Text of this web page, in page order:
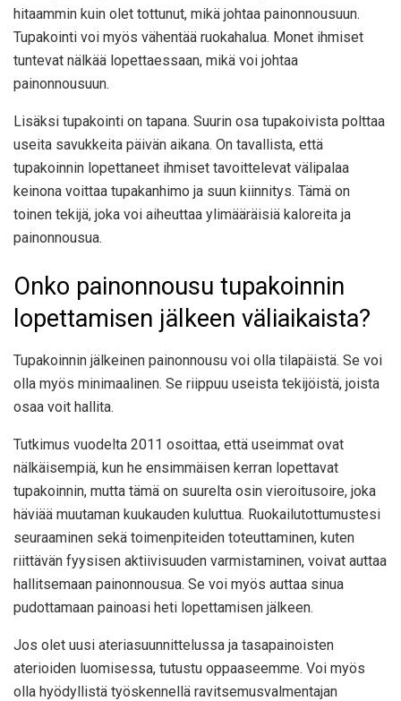
hitaammin kuin olet tottunut, mikä johtaa painonnousuun.
Tupakointi voi myös vähentää ruokahalua. Monet ihmiset
tuntevat nälkää lopettaessaan, mikä voi johtaa
painonnousuun.
Lisäksi tupakointi on tapana. Suurin osa tupakoivista polttaa
useita savukkeita päivän aikana. On tavallista, että
tupakoinnin lopettaneet ihmiset tavoittelevat välipalaa
keinona voittaa tupakanhimo ja suun kiinnitys. Tämä on
toinen tekijä, joka voi aiheuttaa ylimääräisiä kaloreita ja
painonnousua.
Onko painonnousu tupakoinnin
lopettamisen jälkeen väliaikaista?
Tupakoinnin jälkeinen painonnousu voi olla tilapäistä. Se voi
olla myös minimaalinen. Se riippuu useista tekijöistä, joista
osaa voit hallita.
Tutkimus vuodelta 2011 osoittaa, että useimmat ovat
nälkäisempiä, kun he ensimmäisen kerran lopettavat
tupakoinnin, mutta tämä on suurelta osin vieroitusoire, joka
häviää muutaman kuukauden kuluttua. Ruokailutottumustesi
seuraaminen sekä toimenpiteiden toteuttaminen, kuten
riittävän fyysisen aktiivisuuden varmistaminen, voivat auttaa
hallitsemaan painonnousua. Se voi myös auttaa sinua
pudottamaan painoasi heti lopettamisen jälkeen.
Jos olet uusi ateriasuunnittelussa ja tasapainoisten
aterioiden luomisessa, tutustu oppaaseemme. Voi myös
olla hyödyllistä työskennellä ravitsemusvalmentajan